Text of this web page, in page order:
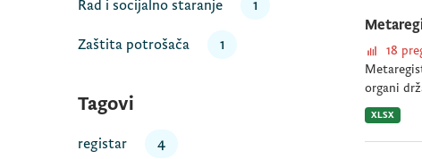
Rad i socijalno staranje 1
Zaštita potrošača 1
Tagovi
registar 4
18
organi
XLSX